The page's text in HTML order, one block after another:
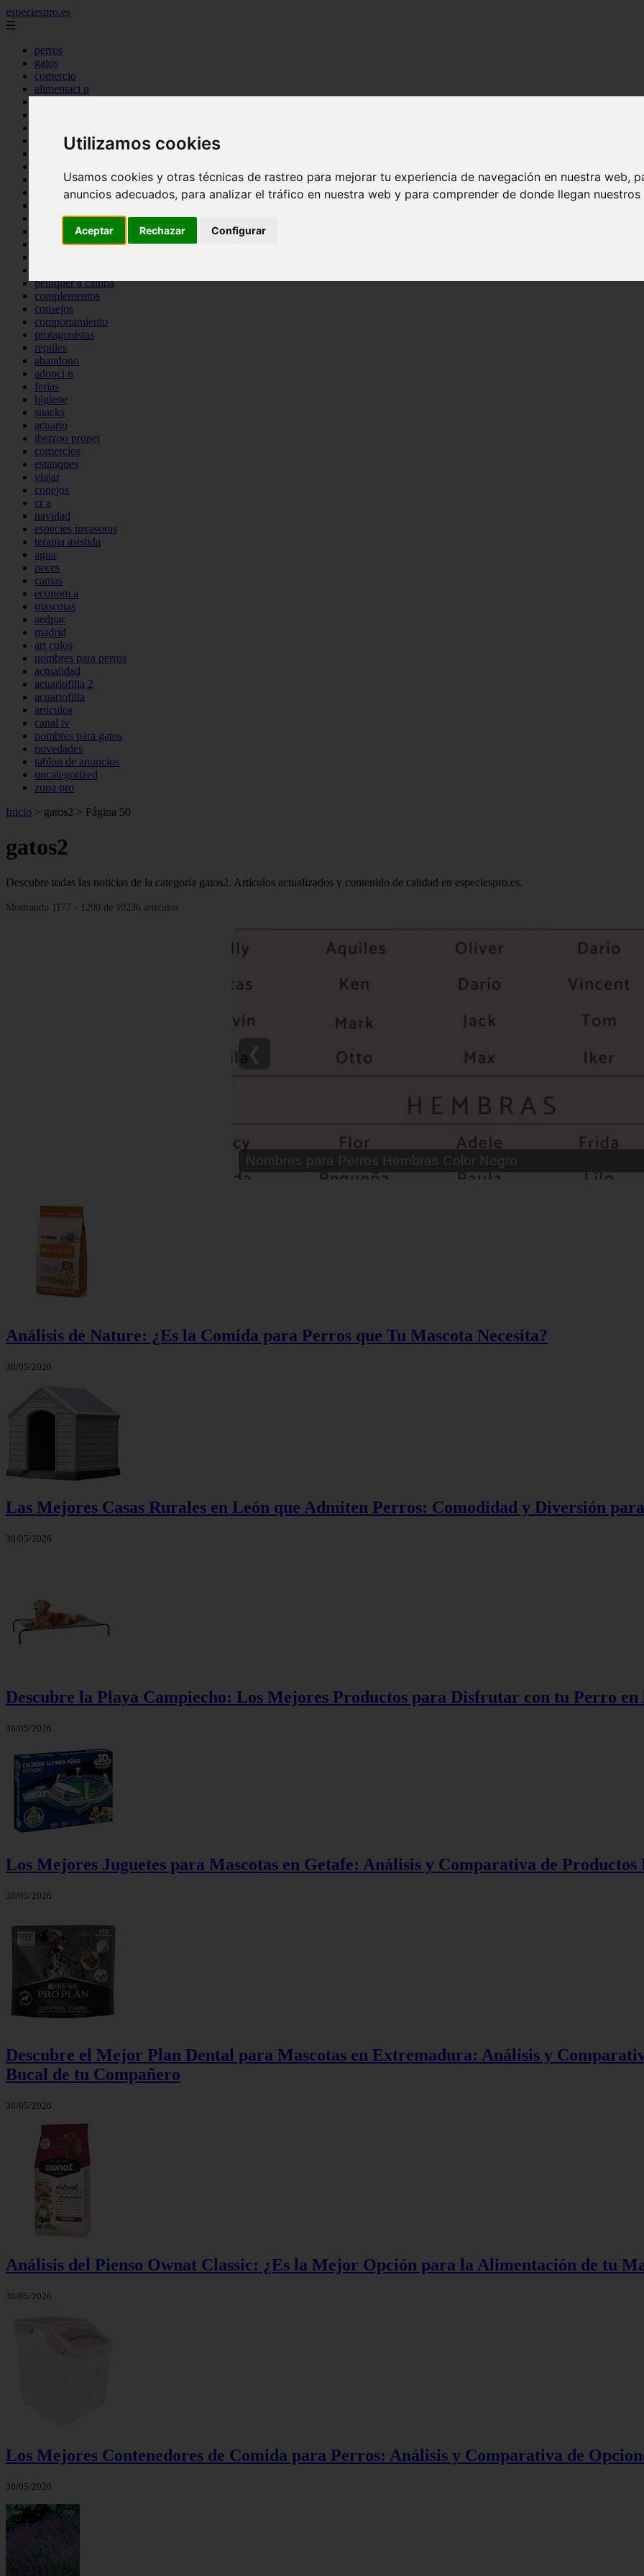
Utilizamos cookies
Usamos cookies y otras técnicas de rastreo para mejorar tu experiencia de navegación en nuestra web,
anuncios adecuados, para analizar el tráfico en nuestra web y para comprender de donde llegan
Aceptar Rechazar Configurar
especiespro.es
☰
perros
gatos
comercio
alimentaci n
tenencia responsable
marketing
peque os mam feros
legislaci n
peluquer a canina
complementos
consejos
comportamiento
protagonistas
reptiles
abandono
adopci n
ferias
higiene
snacks
acuario
iberzoo propet
comercios
estanques
viajar
conejos
cr a
navidad
especies invasoras
terapia asistida
agua
peces
camas
econom a
mascotas
aedpac
madrid
art culos
nombres para perros
actualidad
acuariofilia 2
acuariofilia
articulos
canal tv
nombres para gatos
novedades
tablon de anuncios
uncategorized
zona pro
Inicio > gatos2 > Página 50
gatos2
Descubre todas las noticias de la categoría gatos2. Artículos actualizados y contenido de calidad en especiespro.es.
Mostrando 1177 - 1200 de 10236 artículos
Nombre para Parejas de Gatos
Análisis de Nature: ¿Es la Comida para Perros que Tu Mascota Necesita?
30/05/2026
Las Mejores Casas Rurales en León que Admiten Perros: Comodidad y Diversión
30/05/2026
Descubre la Playa Campiecho: Los Mejores Productos para Disfrutar con tu Perro en
30/05/2026
Los Mejores Juguetes para Mascotas en Getafe: Análisis y Comparativa de
30/05/2026
Descubre el Mejor Plan Dental para Mascotas en Extremadura: Análisis y
Bucal de tu Compañero
30/05/2026
Análisis del Pienso Ownat Classic: ¿Es la Mejor Opción para la Alimentación de tu
30/05/2026
Los Mejores Contenedores de Comida para Perros: Análisis y Comparativa de
30/05/2026